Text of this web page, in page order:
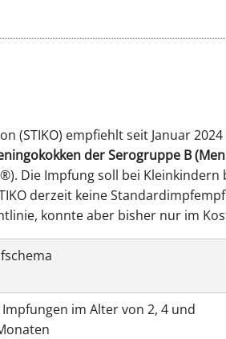
(STIKO) empfiehlt seit Januar 2024
der Serogruppe B
Die Impfung soll bei
derzeit keine
konnte aber bisher nur im
Impfungen im Alter von 2, 4 und